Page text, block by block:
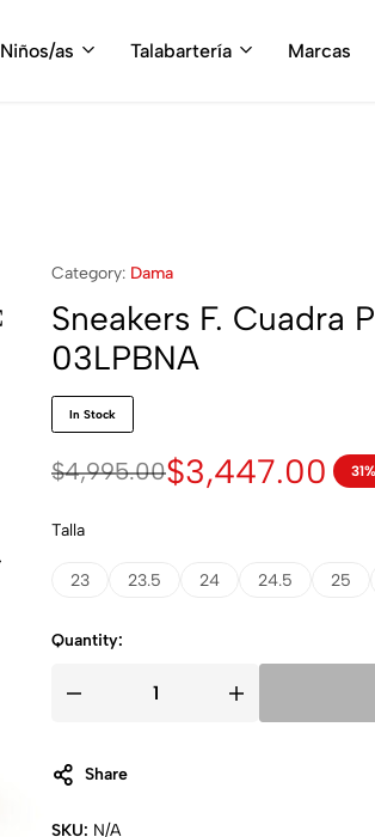
Niños/as Talabartería Marcas
Category: Dama
Sneakers F. Cuadra
03LPBNA
In Stock
$4,995.00$3,447.00
Talla
23 23.5 24 24.5 25
Quantity:
Share
SKU: N/A